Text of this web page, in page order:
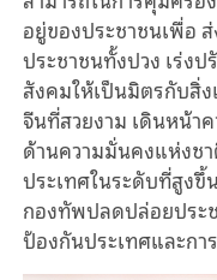
อยู่ของประชาชนเพื่อ
ประชาชนทั้งปวง เร่ง
สังคมให้เป็นมิตรกับสิ่
จีนที่สวยงาม เดินหน้า
ด้านความมั่นคงแห่งช
ประเทศในระดับที่สูง
กองทัพปลดปล่อยประ
ป้องกันประเทศและก